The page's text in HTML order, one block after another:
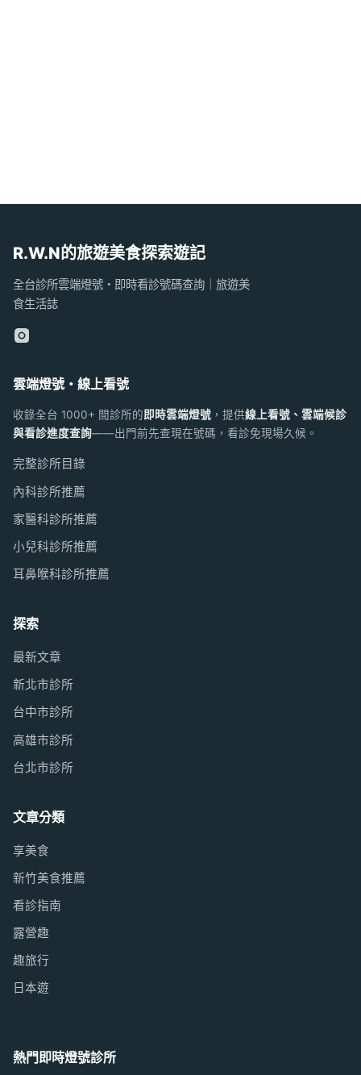
R.W.N的旅遊美食探索遊記
全台診所雲端燈號・即時看診號碼查詢｜旅遊美
食生活誌
雲端燈號・線上看號
收錄全台 1000+ 間診所的即時雲端燈號 ，提供線上看號、雲端候診
與看診進度查詢——出門前先查現在號碼，看診免現場久候。
完整診所目錄
內科診所推薦
家醫科診所推薦
小兒科診所推薦
耳鼻喉科診所推薦
探索
最新文章
新北市診所
台中市診所
高雄市診所
台北市診所
文章分類
享美食
新竹美食推薦
看診指南
露營趣
趣旅行
日本遊
熱門即時燈號診所